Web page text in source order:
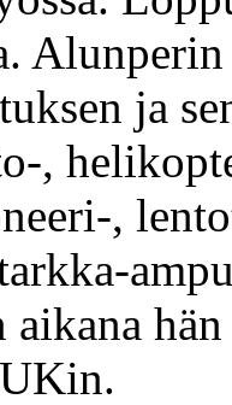
ja
,
,
aikana